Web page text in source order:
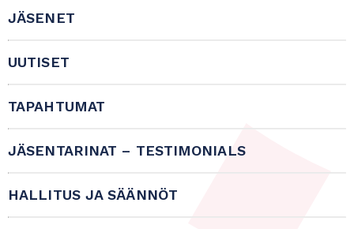
JÄSENET
UUTISET
TAPAHTUMAT
JÄSENTARINAT – TESTIMONIALS
HALLITUS JA SÄÄNNÖT